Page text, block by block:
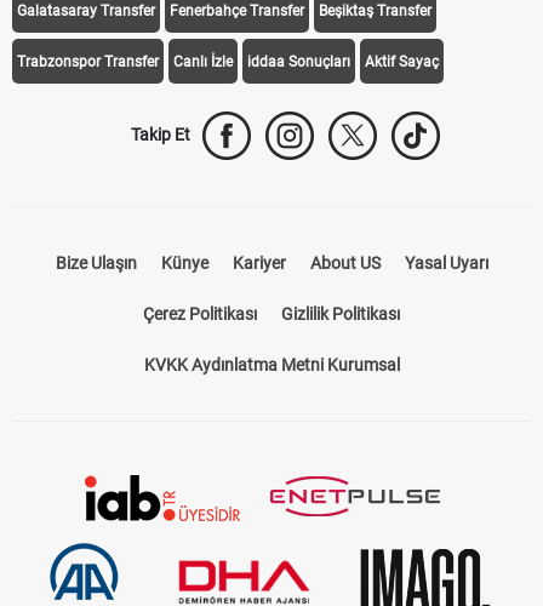
Galatasaray Transfer Fenerbahçe Transfer Beşiktaş Transfer
Trabzonspor Transfer Canlı İzle iddaa Sonuçları Aktif Sayaç
Takip Et
Bize Ulaşın Künye Kariyer About US Yasal Uyarı
Çerez Politikası Gizlilik Politikası
KVKK Aydınlatma Metni Kurumsal